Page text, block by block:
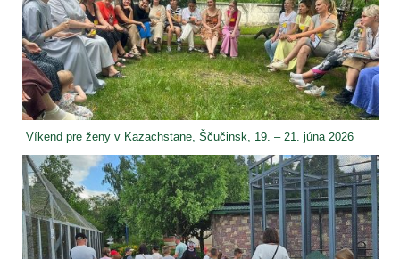
Víkend pre ženy v Kazachstane, Ščučinsk, 19. – 21. júna 2026